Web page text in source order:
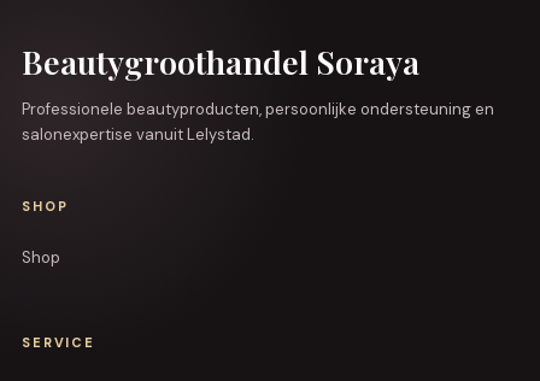
Beautygroothandel Soraya
Professionele beautyproducten, persoonlijke ondersteuning en
salonexpertise vanuit Lelystad.
SHOP
Shop
SERVICE